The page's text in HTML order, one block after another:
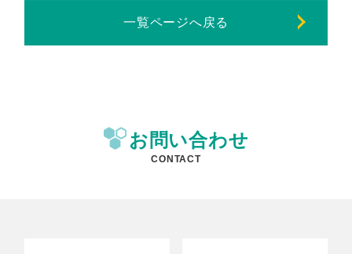
一覧ページへ戻る
お問い合わせ
CONTACT